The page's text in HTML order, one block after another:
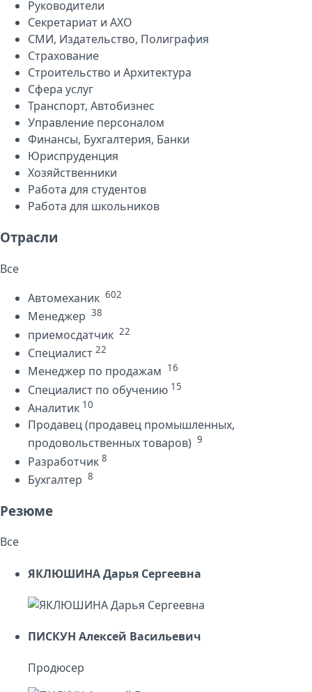
Руководители
Секретариат и АХО
СМИ, Издательство, Полиграфия
Страхование
Строительство и Архитектура
Сфера услуг
Транспорт, Автобизнес
Управление персоналом
Финансы, Бухгалтерия, Банки
Юриспруденция
Хозяйственники
Работа для студентов
Работа для школьников
Отрасли
Все
Автомеханик 602
Менеджер 38
приемосдатчик 22
Специалист 22
Менеджер по продажам 16
Специалист по обучению 15
Аналитик 10
Продавец (продавец промышленных,
продовольственных товаров) 9
Разработчик 8
Бухгалтер 8
Резюме
Все
ЯКЛЮШИНА Дарья Сергеевна
ПИСКУН Алексей Васильевич
Продюсер